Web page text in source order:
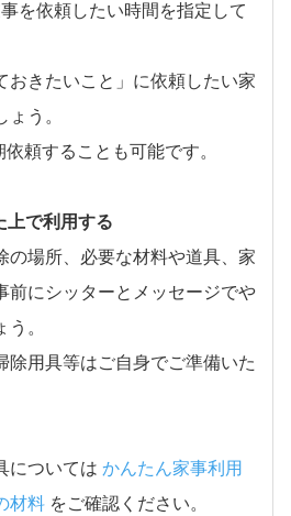
を依頼したい時間を指定して
おきたいこと」に依頼したい家
う。
頼することも可能です。
上で利用する
の場所、必要な材料や道具、家
前にシッターとメッセージでや
。
除用具等はご自身でご準備いた
については かんたん家事利用
材料 をご確認ください。